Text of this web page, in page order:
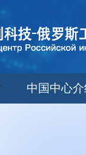
中国中心